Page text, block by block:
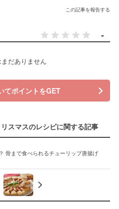
この記事を報告する
-
だありません
てポイントをGET
スマスのレシピに関する記事
骨まで食べられるチューリップ唐揚げ